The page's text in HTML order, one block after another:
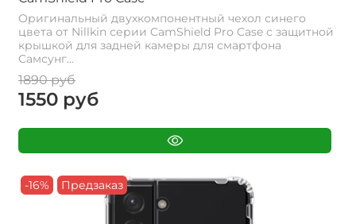
Оригинальный двухкомпонентный чехол синего
цвета от Nillkin серии CamShield Pro Case с защитной
крышкой для задней камеры для смартфона
Самсунг...
1890 руб
1550 руб
-16% Предзаказ